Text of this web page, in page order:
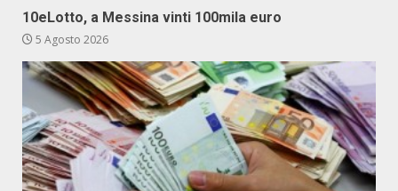
10eLotto, a Messina vinti 100mila euro
5 Agosto 2026